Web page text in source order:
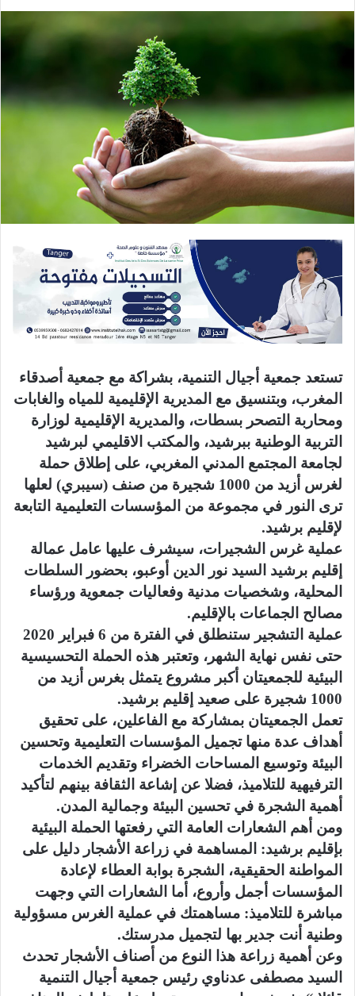
تستعد جمعية أجيال التنمية، بشراكة مع جمعية أصدقاء
المغرب، وبتنسيق مع المديرية الإقليمية للمياه والغابات
ومحاربة التصحر بسطات، والمديرية الإقليمية لوزارة
التربية الوطنية ببرشيد، والمكتب الاقليمي لبرشيد
لجامعة المجتمع المدني المغربي، على إطلاق حملة
لغرس أزيد من 1000 شجيرة من صنف (سيبري) لعلها
ترى النور في مجموعة من المؤسسات التعليمية التابعة
لإقليم برشيد.
عملية غرس الشجيرات، سيشرف عليها عامل عمالة
إقليم برشيد السيد نور الدين أوعبو، بحضور السلطات
المحلية، وشخصيات مدنية وفعاليات جمعوية ورؤساء
مصالح الجماعات بالإقليم.
عملية التشجير ستنطلق في الفترة من 6 فبراير 2020
حتى نفس نهاية الشهر، وتعتبر هذه الحملة التحسيسية
البيئية للجمعيتان أكبر مشروع يتمثل بغرس أزيد من
1000 شجيرة على صعيد إقليم برشيد.
تعمل الجمعيتان بمشاركة مع الفاعلين، على تحقيق
أهداف عدة منها تجميل المؤسسات التعليمية وتحسين
البيئة وتوسيع المساحات الخضراء وتقديم الخدمات
الترفيهية للتلاميذ، فضلا عن إشاعة الثقافة بينهم لتأكيد
أهمية الشجرة في تحسين البيئة وجمالية المدن.
ومن أهم الشعارات العامة التي رفعتها الحملة البيئية
بإقليم برشيد: المساهمة في زراعة الأشجار دليل على
المواطنة الحقيقية، الشجرة بوابة العطاء لإعادة
المؤسسات أجمل وأروع، أما الشعارات التي وجهت
مباشرة للتلاميذ: مساهمتك في عملية الغرس مسؤولية
وطنية أنت جدير بها لتجميل مدرستك.
وعن أهمية زراعة هذا النوع من أصناف الأشجار تحدث
السيد مصطفى عدناوي رئيس جمعية أجيال التنمية